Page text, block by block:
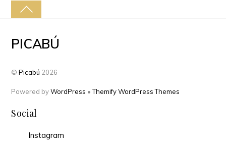
PICABÚ
©Picabú 2026
Powered byWordPress •Themify WordPress Themes
Social
Instagram